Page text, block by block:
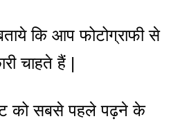
कि आप फोटोग्राफी से
चाहते हैं |
को सबसे पहले पढ़ने के